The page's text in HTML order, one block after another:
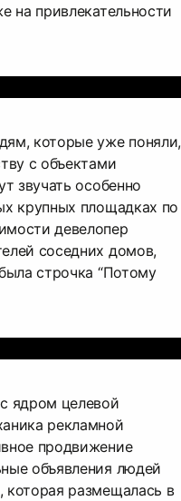
на привлекательности
которые уже поняли,
с объектами
звучать особенно
крупных площадках по
девелопер
соседних домов,
строчка “Потому
ядром целевой
рекламной
продвижение
объявления людей
размещалась в